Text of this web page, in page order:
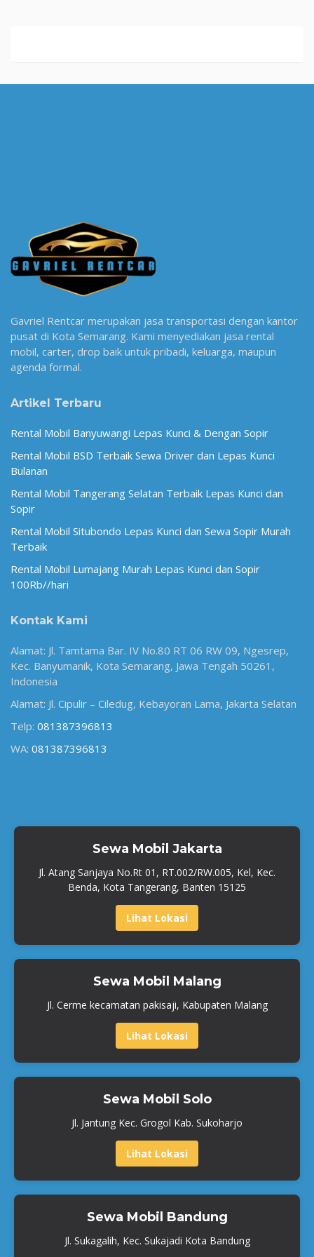
Gavriel Rentcar merupakan jasa transportasi dengan kantor
pusat di Kota Semarang. Kami menyediakan jasa rental
mobil, carter, drop baik untuk pribadi, keluarga, maupun
agenda formal.
Artikel Terbaru
Rental Mobil Banyuwangi Lepas Kunci & Dengan Sopir
Rental Mobil BSD Terbaik Sewa Driver dan Lepas Kunci
Bulanan
Rental Mobil Tangerang Selatan Terbaik Lepas Kunci dan
Sopir
Rental Mobil Situbondo Lepas Kunci dan Sewa Sopir Murah
Terbaik
Rental Mobil Lumajang Murah Lepas Kunci dan Sopir
100Rb//hari
Kontak Kami
Alamat: Jl. Tamtama Bar. IV No.80 RT 06 RW 09, Ngesrep,
Kec. Banyumanik, Kota Semarang, Jawa Tengah 50261,
Indonesia
Alamat: Jl. Cipulir – Ciledug, Kebayoran Lama, Jakarta Selatan
Telp: 081387396813
WA: 081387396813
Sewa Mobil Jakarta
Jl. Atang Sanjaya No.Rt 01, RT.002/RW.005, Kel, Kec.
Benda, Kota Tangerang, Banten 15125
Lihat Lokasi
Sewa Mobil Malang
Jl. Cerme kecamatan pakisaji, Kabupaten Malang
Lihat Lokasi
Sewa Mobil Solo
Jl. Jantung Kec. Grogol Kab. Sukoharjo
Lihat Lokasi
Sewa Mobil Bandung
Jl. Sukagalih, Kec. Sukajadi Kota Bandung